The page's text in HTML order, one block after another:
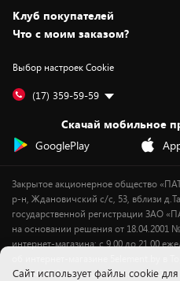
Статьи и обзоры
Вакансии
Дай пять добру!
Безналичный расчёт
Обмен и возврат товара
Обработка персональных данных
Подарочные карты
Установка техники
Для игровых консолей
Для мобильных устройств
Для компьютеров
Сервисные центры
Скидки и промокоды
Белорусские товары
Бонусы
Оплата частями
Уценка
Клуб покупателей
Что с моим заказом?
Выбор настроек Cookie
(17) 359-59-59
Скачай мобильное
GooglePlay
Закрытое акционерное общество
р-н, Ждановичский с/с, 53, вблизи
государственной регистрации ЗАО
на основании решения от 18.04.2001
интернет-магазина: с 9.00 до 21.00
об интернет-магазине 5element.by в
- 11.04.2018, № регистрации 412542.
Cайт использует файлы cookie